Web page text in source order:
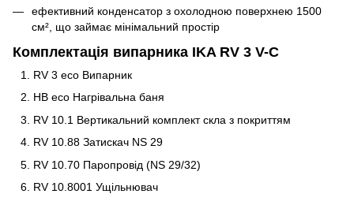
ефективний конденсатор з охолодною поверхнею 1500
см², що займає мінімальний простір
Комплектація випарника IKA RV 3 V-C
RV 3 eco Випарник
HB eco Нагрівальна баня
RV 10.1 Вертикальний комплект скла з покриттям
RV 10.88 Затискач NS 29
RV 10.70 Паропровід (NS 29/32)
RV 10.8001 Ущільнювач